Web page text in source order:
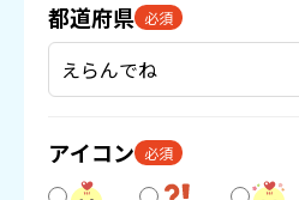
都道府県 必須
アイコン 必須